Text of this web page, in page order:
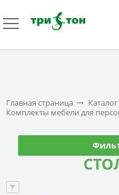
Главная страница Каталог
Комплекты мебели для